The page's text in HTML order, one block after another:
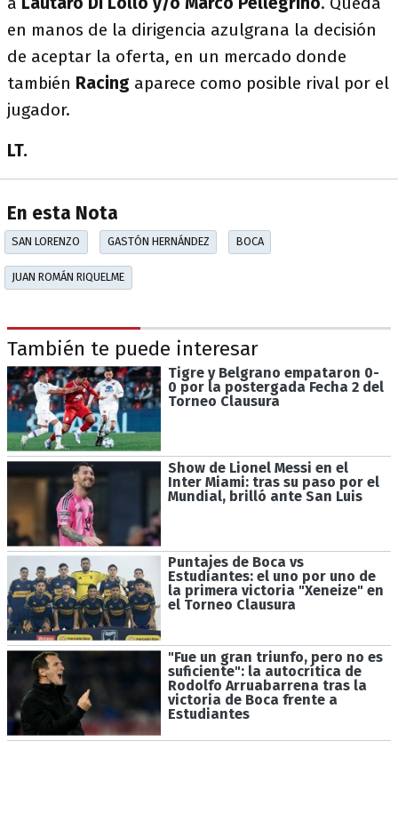
en manos de la dirigencia azulgrana la decisión
de aceptar la oferta, en un mercado donde
también Racing aparece como posible rival por el
jugador.
LT.
En esta Nota
SAN LORENZO GASTÓN HERNÁNDEZ BOCA
JUAN ROMÁN RIQUELME
También te puede interesar
Tigre y Belgrano empataron 0-
0 por la postergada Fecha 2 del
Torneo Clausura
Show de Lionel Messi en el
Inter Miami: tras su paso por el
Mundial, brilló ante San Luis
Puntajes de Boca vs
Estudiantes: el uno por uno de
la primera victoria "Xeneize" en
el Torneo Clausura
"Fue un gran triunfo, pero no es
suficiente": la autocrítica de
Rodolfo Arruabarrena tras la
victoria de Boca frente a
Estudiantes